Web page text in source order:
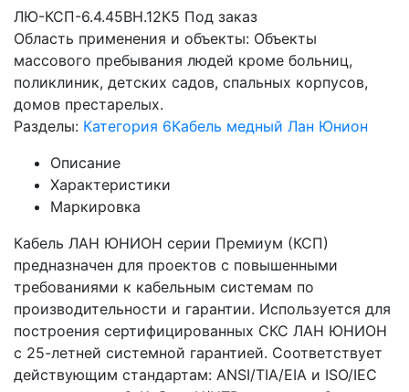
ЛЮ-КСП-6.4.45ВН.12К5 Под заказ
Область применения и объекты: Объекты
массового пребывания людей кроме больниц,
поликлиник, детских садов, спальных корпусов,
домов престарелых.
Разделы: Категория 6Кабель медный Лан Юнион
Описание
Характеристики
Маркировка
Кабель ЛАН ЮНИОН серии Премиум (КСП)
предназначен для проектов с повышенными
требованиями к кабельным системам по
производительности и гарантии. Используется для
построения сертифицированных СКС ЛАН ЮНИОН
с 25-летней системной гарантией. Соответствует
действующим стандартам: ANSI/TIA/EIA и ISO/IEC